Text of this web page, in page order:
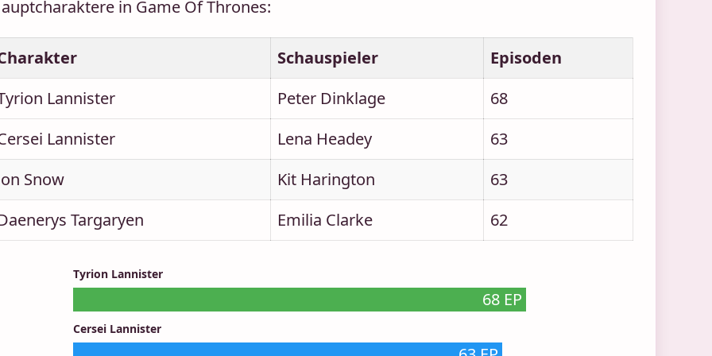
in Game Of Thrones:
Schauspieler
Episoden
Lannister
Peter Dinklage
68
Lannister
Lena Headey
63
Snow
Kit Harington
63
Targaryen
Emilia Clarke 62
Tyrion Lannister
68 EP
Cersei Lannister